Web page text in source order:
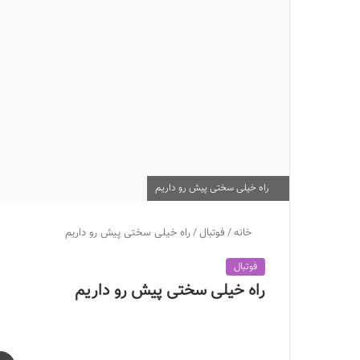
راه خیلی سختی پیش رو داریم
خانه/ فوتبال/راه خیلی سختی پیش رو داریم
فوتبال
راه خیلی سختی پیش رو داریم